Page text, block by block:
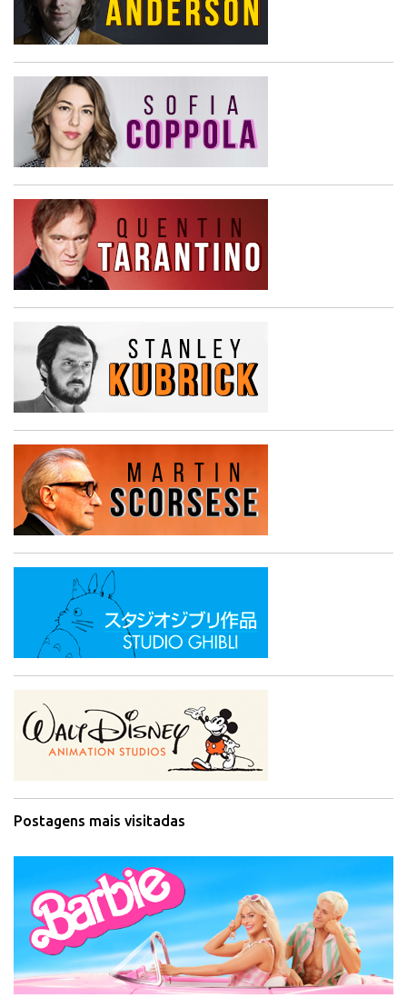
Postagens mais visitadas